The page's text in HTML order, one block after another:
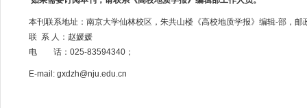
本刊联系地址：南京大学仙林校区，朱共山楼《高校地质学报》编辑-部，邮
联 系 人 ： 赵媛媛
电 话： 025-83594340 ；
E-mail: gxdzh@nju.edu.cn